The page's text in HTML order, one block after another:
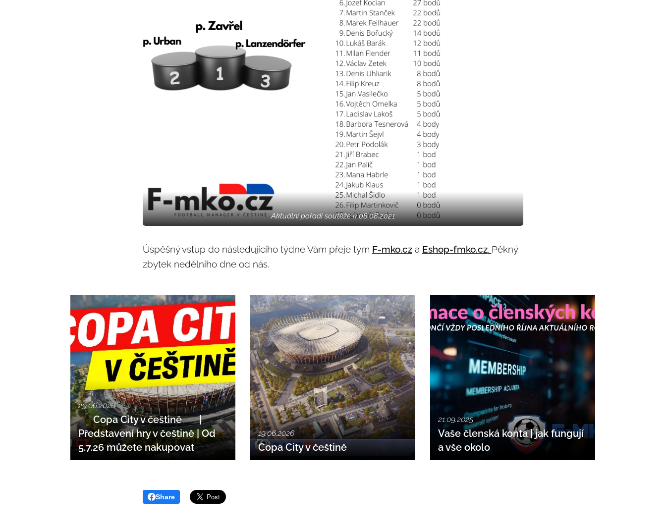
Aktuální pořadí soutěže k 08.08.2021
Úspěšný vstup do následujícího týdne Vám přeje tým F-mko.cza Eshop-fmko.cz. Pěkný
zbytek nedělního dne od nás.
29.06.2026
🔥 Copa City v češtině 🇨🇿 |
Představení hry v češtině | Od
5.7.26 můžete nakupovat
19.06.2026
Copa City v češtině
21.09.2025
Vaše členská konta | jak fungují
a vše okolo
Share